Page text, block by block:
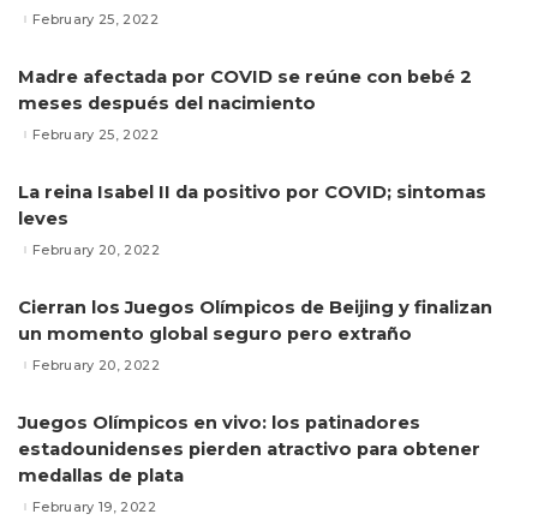
February 25, 2022
Madre afectada por COVID se reúne con bebé 2
meses después del nacimiento
February 25, 2022
La reina Isabel II da positivo por COVID; sintomas
leves
February 20, 2022
Cierran los Juegos Olímpicos de Beijing y finalizan
un momento global seguro pero extraño
February 20, 2022
Juegos Olímpicos en vivo: los patinadores
estadounidenses pierden atractivo para obtener
medallas de plata
February 19, 2022